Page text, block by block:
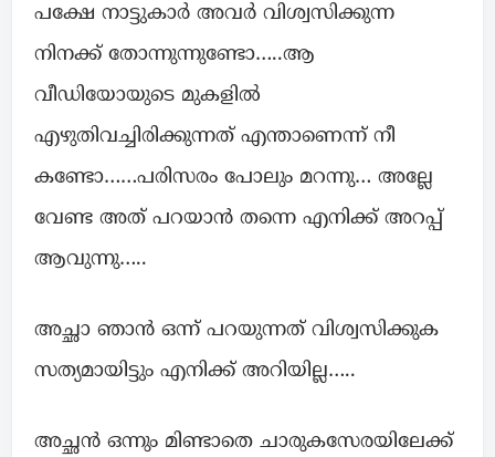
പക്ഷേ നാട്ടുകാർ അവർ വിശ്വസിക്കുന്ന
നിനക്ക് തോന്നുന്നുണ്ടോ…..ആ
വീഡിയോയുടെ മുകളിൽ
എഴുതിവച്ചിരിക്കുന്നത് എന്താണെന്ന് നീ
കണ്ടോ……പരിസരം പോലും മറന്നു… അല്ലേ
വേണ്ട അത് പറയാൻ തന്നെ എനിക്ക് അറപ്പ്
ആവുന്നു…..
അച്ഛാ ഞാൻ ഒന്ന് പറയുന്നത് വിശ്വസിക്കുക
സത്യമായിട്ടും എനിക്ക് അറിയില്ല…..
അച്ഛൻ ഒന്നും മിണ്ടാതെ ചാരുകസേരയിലേക്ക്